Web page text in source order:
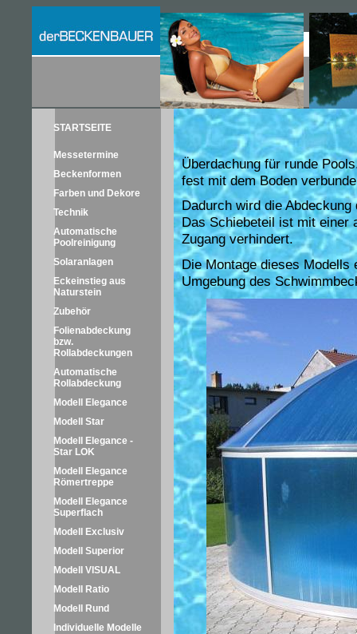
STARTSEITE
Messetermine
Beckenformen
Farben und Dekore
Technik
Automatische
Poolreinigung
Solaranlagen
Eckeinstieg aus
Naturstein
Zubehör
Folienabdeckung
bzw.
Rollabdeckungen
Automatische
Rollabdeckung
Modell Elegance
Modell Star
Modell Elegance -
Star LOK
Modell Elegance
Römertreppe
Modell Elegance
Superflach
Modell Exclusiv
Modell Superior
Modell VISUAL
Modell Ratio
Modell Rund
Individuelle Modelle
Überdachung für runde
fest mit dem Boden
Dadurch wird die
Das Schiebeteil ist mit einer
Zugang verhindert.
Die Montage dieses
Umgebung des